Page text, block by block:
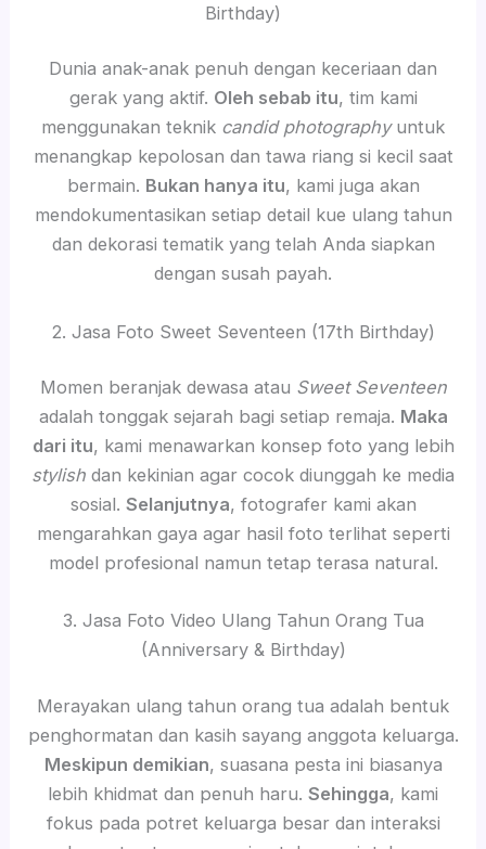
Birthday)
Dunia anak-anak penuh dengan keceriaan dan
gerak yang aktif. Oleh sebab itu, tim kami
menggunakan teknik candid photographyuntuk
menangkap kepolosan dan tawa riang si kecil saat
bermain. Bukan hanya itu, kami juga akan
mendokumentasikan setiap detail kue ulang tahun
dan dekorasi tematik yang telah Anda siapkan
dengan susah payah.
2. Jasa Foto Sweet Seventeen (17th Birthday)
Momen beranjak dewasa atau Sweet Seventeen
adalah tonggak sejarah bagi setiap remaja. Maka
dari itu, kami menawarkan konsep foto yang lebih
stylish dan kekinian agar cocok diunggah ke media
sosial. Selanjutnya, fotografer kami akan
mengarahkan gaya agar hasil foto terlihat seperti
model profesional namun tetap terasa natural.
3. Jasa Foto Video Ulang Tahun Orang Tua
(Anniversary & Birthday)
Merayakan ulang tahun orang tua adalah bentuk
penghormatan dan kasih sayang anggota keluarga.
Meskipun demikian, suasana pesta ini biasanya
lebih khidmat dan penuh haru. Sehingga, kami
fokus pada potret keluarga besar dan interaksi